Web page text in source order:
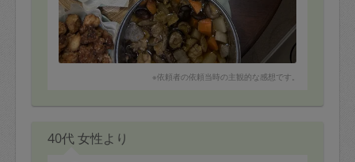
また、テーブルに熱いお鍋を置くときに、あらかじめ敷
いていたランチョンマットの上にそのまま置かれていた
ので、テーブルへの影響が少し心配になりました。今後
は鍋敷きも合わせて使っていただけるとうれしいです。
鍋敷きはあらかじめテーブルに置きましたが、一言、お
伝えすればよかったですね。
•唐揚げ
•ピーマン肉詰め
※依頼者の依頼当時の主観的な感想です。
40代 女性より